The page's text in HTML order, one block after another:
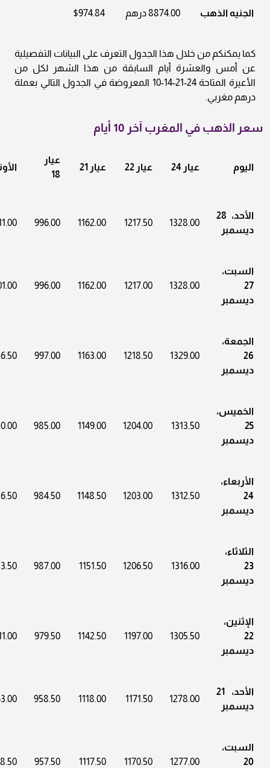
الجنيه الذهب 8874.00 درهم $974.84
كما يمكنكم من خلال هذا الجدول التعرف على البيانات التفصيلية
عن أمس والعشرة أيام السابقة من هذا الشهر لكل من
الأعيرة المتاحة 24-21-14-10 المعروضة في الجدول التالي بعملة
درهم مغربي.
سعر الذهب في المغرب آخر 10 أيام
اليوم عيار 24 عيار 22 عيار 21
عيار
18
الأحد، 28
ديسمبر
1328.00
1217.50
1162.00
996.00
السبت،
27
ديسمبر
1328.00
1217.00
1162.00
996.00
الجمعة،
26
ديسمبر
1329.00
1218.50
1163.00
997.00
الخميس،
25
ديسمبر
1313.50
1204.00
1149.00
985.00
الأربعاء،
24
ديسمبر
1312.50
1203.00
1148.50
984.50
الثلاثاء،
23
ديسمبر
1316.00
1206.50
1151.50
987.00
الإثنين،
22
ديسمبر
1305.50
1197.00
1142.50
979.50
الأحد، 21
ديسمبر
1278.00
1171.50
1118.00
958.50
السبت،
20
1277.00
1170.50
1117.50
957.50